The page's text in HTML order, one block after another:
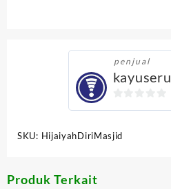
penjual
kayuseru
of
SKU: HijaiyahDiriMasjid
Produk Terkait